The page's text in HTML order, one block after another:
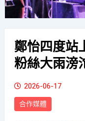
鄭怡四度站
粉絲大雨滂
2026-06-17
合作媒體